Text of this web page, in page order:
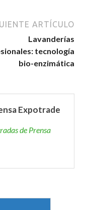
ARTÍCULO
Lavanderías
tecnología
bio-enzimática
Expotrade
de Prensa